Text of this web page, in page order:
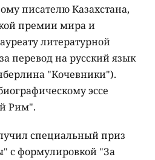
писателю Казахстана,
премии мира и
литературной
перевод на русский язык
"Кочевники").
эссе
Рим".
специальный приз
с формулировкой "За